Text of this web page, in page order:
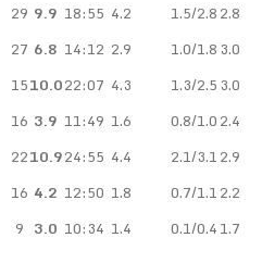
29 9.9 18:55 4.2 1.5/2.82.8
27 6.8 14:12 2.9 1.0/1.83.0
1510.022:07 4.3 1.3/2.53.0
16 3.9 11:49 1.6 0.8/1.02.4
2210.924:55 4.4 2.1/3.12.9
16 4.2 12:50 1.8 0.7/1.12.2
9 3.0 10:34 1.4 0.1/0.41.7